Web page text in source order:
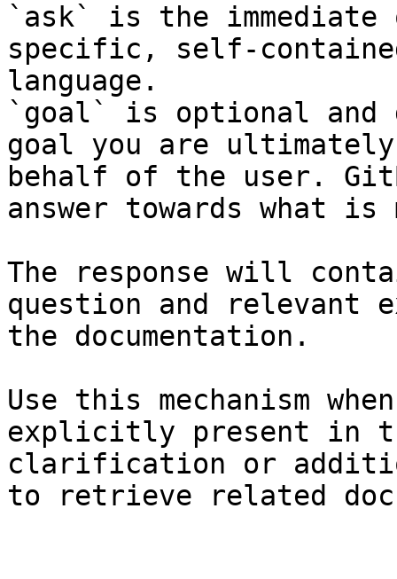
`ask` is the
specific, self-
language.
`goal` is optional and
goal you are
behalf of the user.
answer towards what
The response will
question and relevant
the documentation.
Use this mechanism
explicitly present in
clarification or